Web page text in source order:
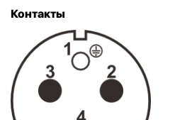
Контакты